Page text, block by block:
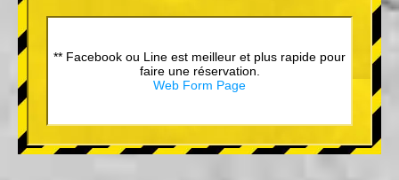
** Facebook ou Line est meilleur et plus rapide pour
faire une réservation.
Web Form Page